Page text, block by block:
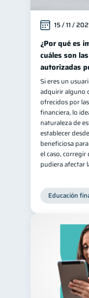
15 / 11 /
¿Por qué es
cuáles son
autorizadas
Si eres un
adquirir alguno
ofrecidos por
financiera, lo
naturaleza de
establecer
beneficiosa
el caso,
pudiera afectar
Educación